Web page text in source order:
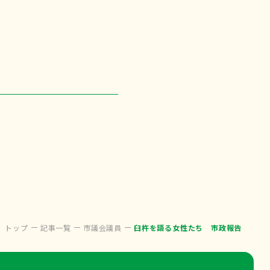
トップ 記事一覧 市議会議員 臼杵を語る女性たち 市政報告